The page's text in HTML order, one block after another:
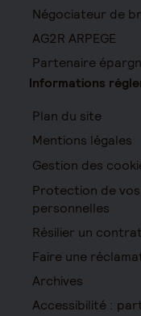
Négociateur de
AG2R ARPEGE
Partenaire
Informations
Plan du site
Mentions légales
Gestion des
Protection de
personnelles
Résilier un contrat
Faire une
Archives
Accessibilité :